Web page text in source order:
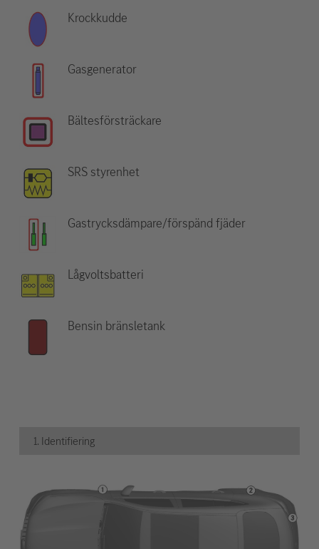
Krockkudde
Gasgenerator
Bältesförsträckare
SRS styrenhet
Gastrycksdämpare/förspänd fjäder
Lågvoltsbatteri
Bensin bränsletank
1. Identifiering